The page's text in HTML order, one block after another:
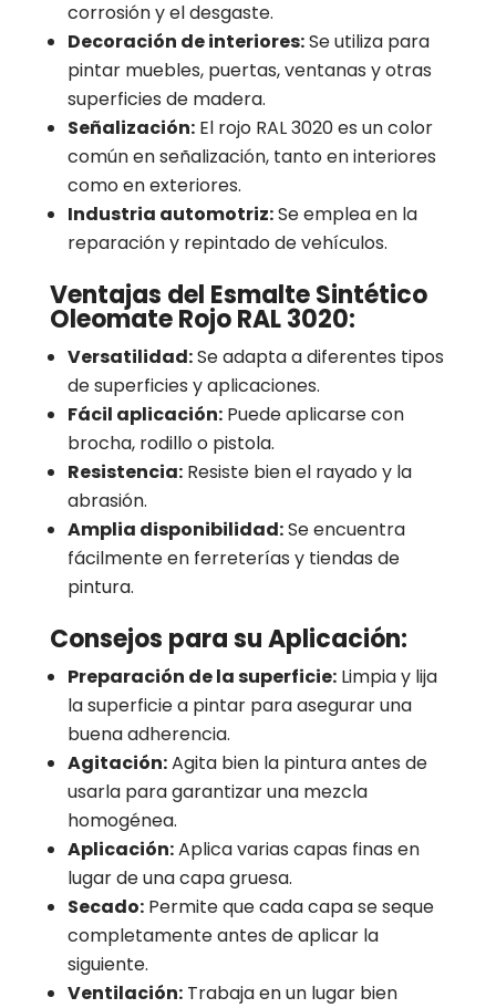
corrosión y el desgaste.
Decoración de interiores:Se utiliza para
pintar muebles, puertas, ventanas y otras
superficies de madera.
Señalización:El rojo RAL 3020 es un color
común en señalización, tanto en interiores
como en exteriores.
Industria automotriz:Se emplea en la
reparación y repintado de vehículos.
Ventajas del Esmalte Sintético
Oleomate Rojo RAL 3020:
Versatilidad:Se adapta a diferentes tipos
de superficies y aplicaciones.
Fácil aplicación:Puede aplicarse con
brocha, rodillo o pistola.
Resistencia:Resiste bien el rayado y la
abrasión.
Amplia disponibilidad:Se encuentra
fácilmente en ferreterías y tiendas de
pintura.
Consejos para su Aplicación:
Preparación de la superficie:Limpia y lija
la superficie a pintar para asegurar una
buena adherencia.
Agitación:Agita bien la pintura antes de
usarla para garantizar una mezcla
homogénea.
Aplicación:Aplica varias capas finas en
lugar de una capa gruesa.
Secado:Permite que cada capa se seque
completamente antes de aplicar la
siguiente.
Ventilación:Trabaja en un lugar bien